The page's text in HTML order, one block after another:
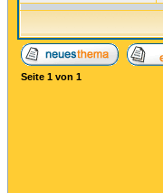
Seite 1 von 1